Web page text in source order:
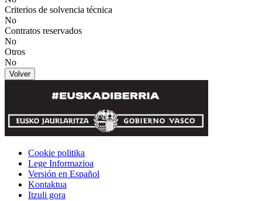
Criterios de solvencia técnica
No
Contratos reservados
No
Otros
No
Volver
Cookie politika
Lege Informazioa
Versión en Español
Kontaktua
Itzuli gora